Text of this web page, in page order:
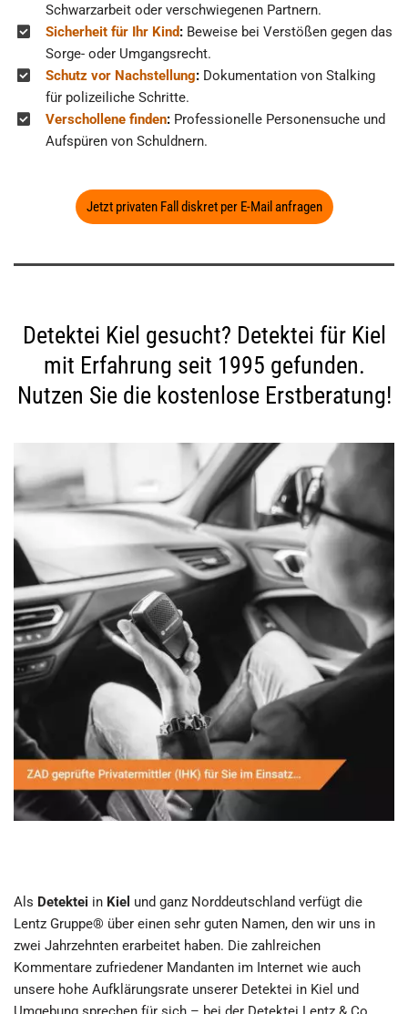
Schwarzarbeit oder verschwiegenen Partnern.
Sicherheit für Ihr Kind: Beweise bei Verstößen gegen das
Sorge- oder Umgangsrecht.
Schutz vor Nachstellung: Dokumentation von Stalking
für polizeiliche Schritte.
Verschollene finden: Professionelle Personensuche und
Aufspüren von Schuldnern.
Jetzt privaten Fall diskret per E-Mail anfragen
Detektei Kiel gesucht? Detektei für Kiel
mit Erfahrung seit 1995 gefunden.
Nutzen Sie die kostenlose Erstberatung!
Als Detektei in Kiel und ganz Norddeutschland verfügt die
Lentz Gruppe® über einen sehr guten Namen, den wir uns in
zwei Jahrzehnten erarbeitet haben. Die zahlreichen
Kommentare zufriedener Mandanten im Internet wie auch
unsere hohe Aufklärungsrate unserer Detektei in Kiel und